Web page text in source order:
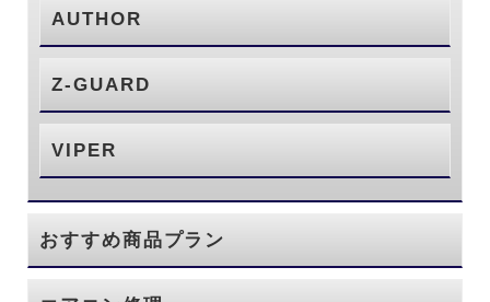
AUTHOR
Z-GUARD
VIPER
おすすめ商品プラン